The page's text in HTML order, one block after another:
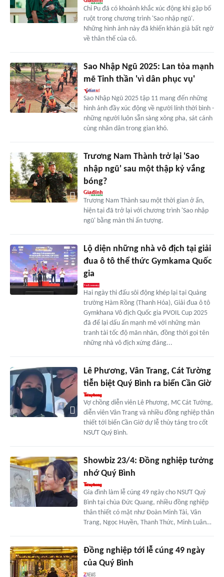
Chi Pu đã có khoảnh khắc xúc động khi gặp bố
ruột trong chương trình 'Sao nhập ngũ'.
Những hình ảnh này đã khiến khán giả bất ngờ
về thân thế của cô.
Sao Nhập Ngũ 2025: Lan tỏa mạnh
mẽ Tinh thần 'vì dân phục vụ'
Sao Nhập Ngũ 2025 tập 11 mang đến những
hình ảnh đầy xúc động về người lính thời bình -
những người luôn sẵn sàng xông pha, sát cánh
cùng nhân dân trong gian khó.
Trương Nam Thành trở lại 'Sao
nhập ngũ' sau một thập kỷ vắng
bóng?
Trương Nam Thành sau một thời gian ở ẩn,
hiện tại đã trở lại với chương trình 'Sao nhập
ngũ' bằng màn thi ấn tượng.
Lộ diện những nhà vô địch tại giải
đua ô tô thể thức Gymkama Quốc
gia
Hai ngày thi đấu sôi động khép lại tại Quảng
trường Hàm Rồng (Thanh Hóa), Giải đua ô tô
Gymkhana Vô địch Quốc gia PVOIL Cup 2025
đã để lại dấu ấn mạnh mẽ với những màn
tranh tài tốc độ mãn nhãn, đồng thời gọi tên
những nhà vô địch xứng đáng...
Lê Phương, Vân Trang, Cát Tường
tiễn biệt Quý Bình ra biển Cần Giờ
Vợ chồng diễn viên Lê Phương, MC Cát Tường,
diễn viên Vân Trang và nhiều đồng nghiệp thân
thiết tới biển Cần Giờ dự lễ thủy táng tro cốt
NSƯT Quý Bình.
Showbiz 23/4: Đồng nghiệp tưởng
nhớ Quý Bình
Gia đình làm lễ cúng 49 ngày cho NSƯT Quý
Bình tại chùa Đức Quang, nhiều đồng nghiệp
thân thiết có mặt như Đoàn Minh Tài, Vân
Trang, Ngọc Huyền, Thanh Thức, Minh Luân…
Đồng nghiệp tới lễ cúng 49 ngày
của Quý Bình